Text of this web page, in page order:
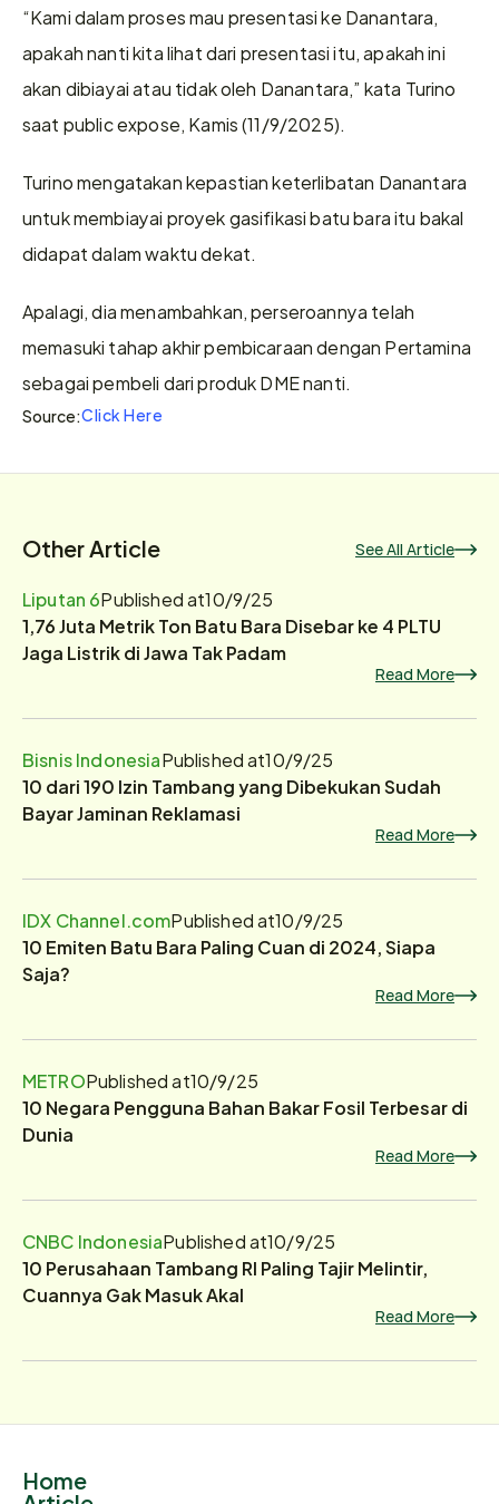
“Kami dalam proses mau presentasi ke Danantara,
apakah nanti kita lihat dari presentasi itu, apakah ini
akan dibiayai atau tidak oleh Danantara,” kata Turino
saat public expose, Kamis (11/9/2025).
Turino mengatakan kepastian keterlibatan Danantara
untuk membiayai proyek gasifikasi batu bara itu bakal
didapat dalam waktu dekat.
Apalagi, dia menambahkan, perseroannya telah
memasuki tahap akhir pembicaraan dengan Pertamina
sebagai pembeli dari produk DME nanti.
Source:Click Here
Other Article See All Article
Liputan 6Published at10/9/25
1,76 Juta Metrik Ton Batu Bara Disebar ke 4 PLTU
Jaga Listrik di Jawa Tak Padam
Read More
Bisnis IndonesiaPublished at10/9/25
10 dari 190 Izin Tambang yang Dibekukan Sudah
Bayar Jaminan Reklamasi
Read More
IDX Channel.comPublished at10/9/25
10 Emiten Batu Bara Paling Cuan di 2024, Siapa
Saja?
Read More
METROPublished at10/9/25
10 Negara Pengguna Bahan Bakar Fosil Terbesar di
Dunia
Read More
CNBC IndonesiaPublished at10/9/25
10 Perusahaan Tambang RI Paling Tajir Melintir,
Cuannya Gak Masuk Akal
Read More
Home